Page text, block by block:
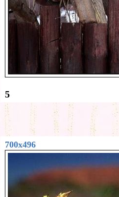
5
700x496